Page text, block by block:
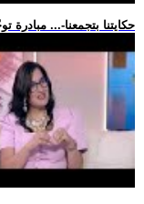
.. -حكايتنا بتجمعنا-...